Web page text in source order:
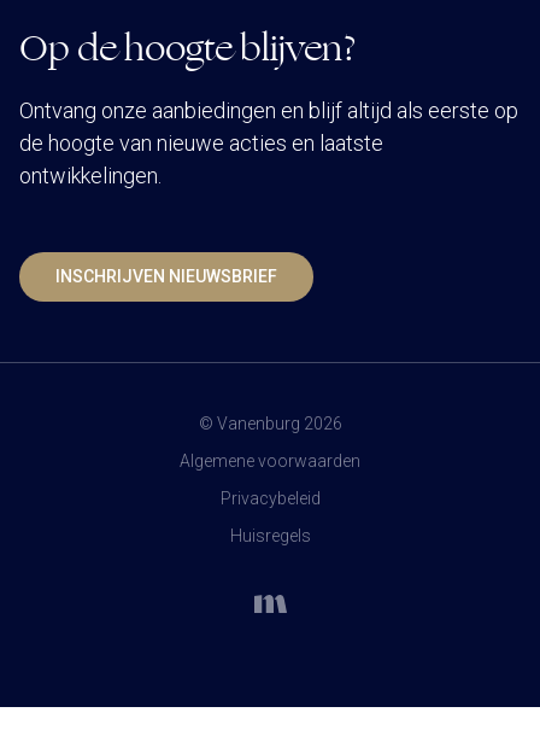
Op de hoogte blijven?
Ontvang onze aanbiedingen en blijf altijd als eerste op
de hoogte van nieuwe acties en laatste
ontwikkelingen.
INSCHRIJVEN NIEUWSBRIEF
© Vanenburg 2026
Algemene voorwaarden
Privacybeleid
Huisregels